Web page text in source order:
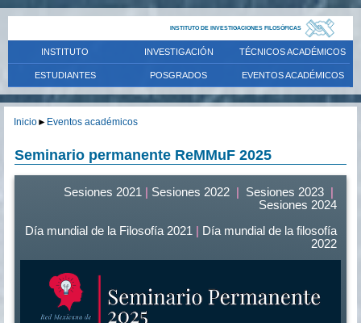
INSTITUTO DE INVESTIGACIONES FILOSÓFICAS
INSTITUTO INVESTIGACIÓN TÉCNICOS ACADÉMICOS
ESTUDIANTES POSGRADOS EVENTOS ACADÉMICOS
Inicio► Eventos académicos
Seminario permanente ReMMuF 2025
Sesiones 2021 | Sesiones 2022 | Sesiones 2023 |
Sesiones 2024
Día mundial de la Filosofía 2021 | Día mundial de la filosofía
2022